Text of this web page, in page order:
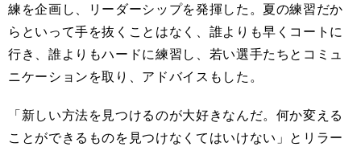
練を企画し、リーダーシップを発揮した。夏の練習だか
らといって手を抜くことはなく、誰よりも早くコートに
行き、誰よりもハードに練習し、若い選手たちとコミュ
ニケーションを取り、アドバイスもした。
「新しい方法を見つけるのが大好きなんだ。何か変える
ことができるものを見つけなくてはいけない」とリラー